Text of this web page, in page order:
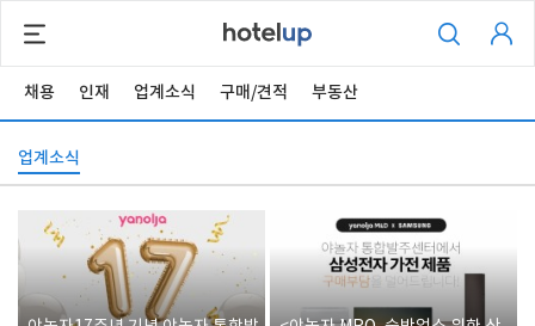
채용 인재 업계소식 구매/견적 부동산
업계소식